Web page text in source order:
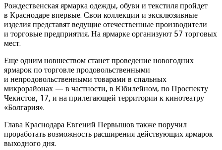
Рождественская ярмарка одежды, обуви и текстиля пройдет
в Краснодаре впервые. Свои коллекции и эксклюзивные
изделия представят ведущие отечественные производители
и торговые предприятия. На ярмарке организуют 57 торговых
мест.
Еще одним новшеством станет проведение новогодних
ярмарок по торговле продовольственными
и непродовольственными товарами в спальных
микрорайонах — в частности, в Юбилейном, по Проспекту
Чекистов, 17, и на прилегающей территории к кинотеатру
«Болгария».
Глава Краснодара Евгений Первышов также поручил
проработать возможность расширения действующих ярмарок
выходного дня.